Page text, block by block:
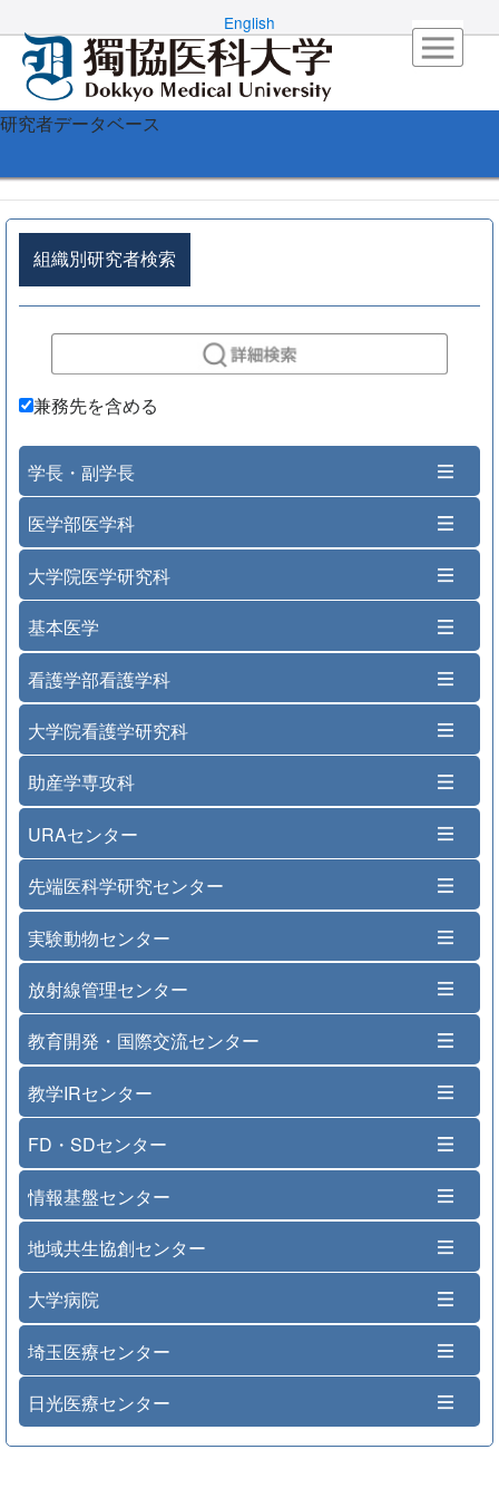
English
研究者データベース
組織別研究者検索
兼務先を含める
学長・副学長
医学部医学科
大学院医学研究科
基本医学
看護学部看護学科
大学院看護学研究科
助産学専攻科
URAセンター
先端医科学研究センター
実験動物センター
放射線管理センター
教育開発・国際交流センター
教学IRセンター
FD・SDセンター
情報基盤センター
地域共生協創センター
大学病院
埼玉医療センター
日光医療センター